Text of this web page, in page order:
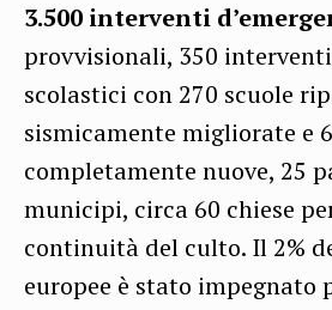
3.500 interventi
provvisionali, 350
scolastici con 270 scuole
sismicamente migliorate e
completamente nuove, 25
municipi, circa 60 chiese
continuità del culto. Il 2%
europee è stato impegnato